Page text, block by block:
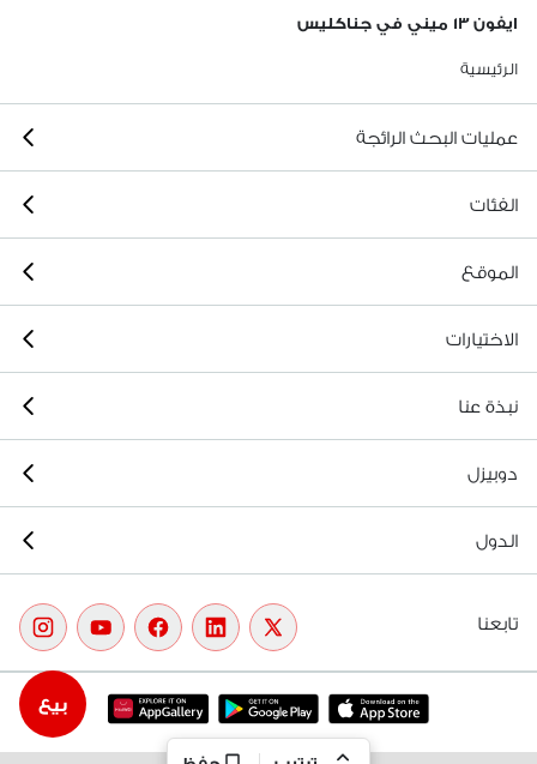
بيع
ايفون ١٣ ميني في جناكليس
الرئيسية
عمليات البحث الرائجة
الفئات
الموقع
الاختيارات
نبذة عنا
دوبيزل
الدول
تابعنا